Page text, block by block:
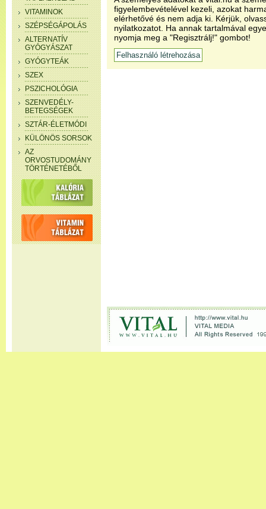
VITAMINOK
SZÉPSÉGÁPOLÁS
ALTERNATÍV
GYÓGYÁSZAT
GYÓGYTEÁK
SZEX
PSZICHOLÓGIA
SZENVEDÉLY-
BETEGSÉGEK
SZTÁR-ÉLETMÓDI
KÜLÖNÖS SORSOK
AZ
ORVOSTUDOMÁNY
TÖRTÉNETÉBŐL
figyelembevételével kezeli, azokat
elérhetővé és nem adja ki. Kérjük,
nyilatkozatot. Ha annak tartalmával
nyomja meg a "Regisztrálj!" gombot!